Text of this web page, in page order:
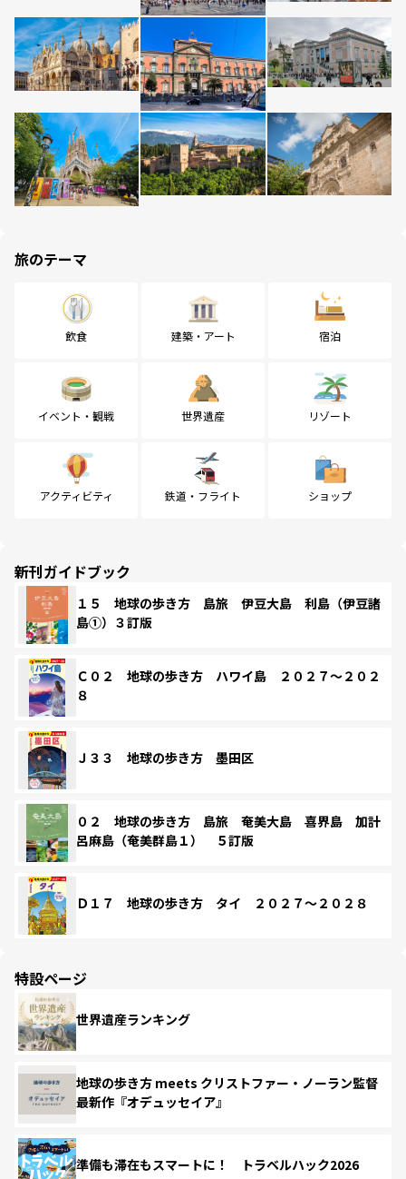
旅のテーマ
飲食 建築・アート 宿泊
イベント・観戦 世界遺産 リゾート
アクティビティ 鉄道・フライト ショップ
新刊ガイドブック
１５ 地球の歩き方 島旅 伊豆大島 利島（伊豆諸
島①）３訂版
Ｃ０２ 地球の歩き方 ハワイ島 ２０２７～２０２
８
Ｊ３３ 地球の歩き方 墨田区
０２ 地球の歩き方 島旅 奄美大島 喜界島 加計
呂麻島（奄美群島１） ５訂版
Ｄ１７ 地球の歩き方 タイ ２０２７～２０２８
特設ページ
世界遺産ランキング
地球の歩き方 meets クリストファー・ノーラン監督
最新作『オデュッセイア』
準備も滞在もスマートに！ トラベルハック2026